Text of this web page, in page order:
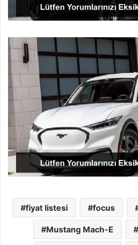
fiyat listesi focus
Mustang Mach-E